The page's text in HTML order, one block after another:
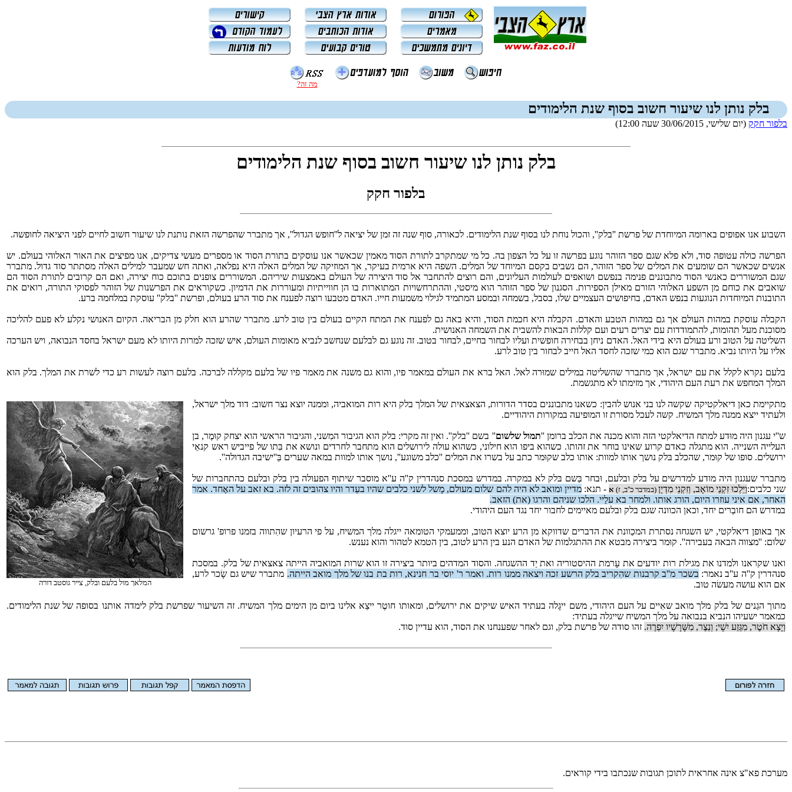
מה זה?
בלק נותן לנו שיעור חשוב בסוף שנת הלימודים
בלפור חקק (יום שלישי, 30/06/2015 שעה 12:00)
בלק נותן לנו שיעור חשוב בסוף שנת הלימודים
בלפור חקק
השבוע אנו אפופים בארומה המיוחדת של פרשת ''בלק'', והכול נוחת לנו בסוף שנת הלימודים. לכאורה, סוף שנה זה זמן של יציאה ל''חופש הגדול'', אך מתברר שהפרשה הזאת נותנת לנו שיעור חשוב לחיים לפני היציאה לחופשה.
הפרשה כולה עטופה סוד, ולא פלא שגם ספר הזוהר נוגע בפרשה זו על כל הצפון בה. כל מי שמתקרב לתורת הסוד מאמין שכאשר אנו עוסקים בתורת הסוד או מספרים מעשי צדיקים, אנו מפיצים את האור האלוהי בעולם. יש
אנשים שכאשר הם שומעים את המלים של ספר הזוהר, הם נשבים בקסם המיוחד של המלים. השפה היא ארמית בעיקר, אך המוזיקה של המלים האלה היא נפלאה, ואתה חש שמעבר למילים האלה מסתתר סוד גדול. מתברר
שגם המשוררים כאנשי הסוד מתבוננים פנימה בנפשם ושואפים לעולמות העליונים, והם רוצים להתחבר אל סוד היצירה של העולם באמצעות שיריהם. המשוררים צופנים בתוכם כוח יצירה, ואם הם קרובים לתורת הסוד הם
שואבים את כוחם מן השפע האלוהי הזורם מאילן הספירות. הסגנון של ספר הזוהר הוא מיסטי, וההתרחשויות המתוארות בו הן חווייתיות ומעוררות את הדמיון. כשקוראים את הפרשנות של הזוהר לפסוקי התורה, רואים את
התובנות המיוחדות הנוגעות בנפש האדם, בחיפושים העצמיים שלו, בסבל, בשמחה ובמסע המתמיד לגילוי משמעות חייו. האדם מטבעו רוצה לפענח את סוד הרע בעולם, ופרשת ''בלק'' עוסקת במלחמה ברע.
הקבלה עוסקת במהות העולם אך גם במהות הטבע והאדם. הקבלה היא חכמת הסוד, והיא באה גם לפענח את המתח הקיים בעולם בין טוב לרע. מתברר שהרע הוא חלק מן הבריאה. הקיום האנושי נקלע לא פעם להליכה
מסוכנת מעל תהומות, להתמודדות עם יצרים רעים ועם קללות הבאות להשבית את השמחה האנושית.
השליטה על הטוב ורע בעולם היא בידי האל. האדם ניחן בבחירה חופשית ועליו לבחור בחיים, לבחור בטוב. זה נוגע גם לבלעם שנחשב לנביא מאומות העולם, איש שזכה למרות היותו לא מעם ישראל בחסד הנבואה, ויש הערכה
אליו על היותו נביא. מתברר שגם הוא כמי שזכה לחסד האל חייב לבחור בין טוב לרע.
בלעם נקרא לקלל את עם ישראל, אך מתברר שהשליטה במילים שמוּרה לאל. האל ברא את העולם במאמר פיו, והוא גם משנה את מאמר פיו של בלעם מקללה לברכה. בלעם רוצה לעשות רע כדי לשרת את המלך. בלק הוא
המלך המחפש את רעת העם היהודי, אך מזימתו לא מתגשמת.
המלאך מול בלעם ובלק, צייר גוסטב דורה
מתקיימת כאן דיאלקטיקה שקשה לנו בני אנוש להבין: כשאנו מתבוננים בסדר הדורות, הצאצאית של המלך בלק היא רות המואביה, וממנה יוצא נצר חשוב: דוד מלך ישראל,
ולעתיד ייצא ממנה מלך המשיח. קשה לעכל מסורת זו המופיעה במקורות היהודיים.
ש''י עגנון היה מוּדע למתח הדיאלקטי הזה והוא מכנה את הכלב ברומן ''תמול שלשום'' בשם ''בלק''. ואין זה מקרי: בלק הוא הגיבור המִשני, והגיבור הראשי הוא יצחק קוּמֶר, בן
העלייה השנייה. הוא מתגלה כאדם קרוע שאינו בוחר את זהותו. כשהוא ביפו הוא חילוני, כשהוא עולה לירושלים הוא מתחבר לחרדים ונושא את בִּתו של פייביש ראש קנאֵי
ירושלים. סופו של קוּמר, שהכלב בּלק נושך אותו למוות: אותו כלב שקוּמר כתב על בשרו את המלים ''כלב משוגע'', נושך אותו למוות במאה שערים בַּ''ישיבה הגדולה''.
מתברר שעגנון היה מודע למדרשים על בלק ובלעם, וּבחר בַּשם בּלק לא במקרה. במדרש במסכת סנהדרין ק''ה ע''א מוסבר שיתוף הפעולה בין בלק ובלעם כהתחברות של
שני כלבים:וַיֵּלְכוּ זִקְנֵי מוֹאָב, וְזִקְנֵי מִדְיָן (במדבר כ''ב, ז) א - תנא:מדיין ומואב לא היה להם שלום מעולם, מָשל לשני כלבים שהיו בעֵדר והיו צהובּים זה לזה. בא זאב על האֶחד. אמר
האחר, אם איני עוזרו היום, הורג אותו. ולמחר בא עלַיי. הלכו שניהם והרגו (את) הזאב.
במדרש הם חובְרים יחד, וכאן הכוונה שגם בלק ובלעם מאיימים לחבור יחד נגד העם היהודי.
אך באופן דיאלקטי, יש השגחה נסתרת המכַוונת את הדברים שדווקא מן הרע יוצא הטוב, וממעמקי הטומאה ייגלה מלך המשיח, על פי הרעיון שהִתווה בזמנו פרופ' גרשום
שלום: ''מצווה הבאה בעבירה''. קוּמר ביצירה מבטא את ההתגלמות של האדם הנע בין הרע לטוב, בין הטמא לטהור והוא נענש.
ואנו שקראנו ולמדנו את מגילת רות יודעים את עָרמת ההיסטוריה ואת יַד ההשגחה. והסוד המדהים ביותר ביצירה זו הוא שרות המואביה הייתה צאצאית של בלק. במסכת
סנהדרין ק''ה ע''ב נאמר: בשכר מ''ב קרבנות שהִקריב בלק הרשע זכה ויצאה ממנו רות. ואמר ר' יוסי בר חנינא, רות בת בנו של מלך מואב הייתה. מתברר שיש גם שָׂכר לרע,
אם הוא עושה מעשׂה טוב.
מתוך הגֵנים של בלק מלך מואב שאִיים על העם היהודי, משם ייגָלה בעתיד האיש שיקים את ירושלים, ומאותו חוטֶר ייצֵא אלינו ביום מן הימים מלך המשיח. זה השיעור שפרשת בלק לימדה אותנו בסופה של שנת הלימודים.
כמאמר ישעיהו הנביא בנבואה על מלך המשיח שייגלה בעתיד:
וְיָצָא חֹטֶר, מִגֵּזַע יִשָׁי; וְנֵצֶר, מִשָּׁרָשָׁיו יִפְרֶה. זהו סודה של פרשת בלק, וגם לאחר שפענחנו את הסוד, הוא עדיין סוד.
מערכת פא"צ אינה אחראית לתוכן תגובות שנכתבו בידי קוראים.